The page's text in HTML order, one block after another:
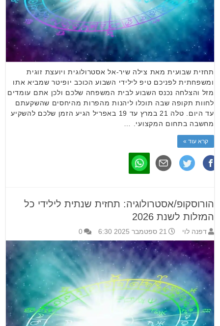
תחזית שבועית מאת צילה שיר-אל אסטרולוגית ויועצת זוגית
ומשפחתית לפניכם טיפ לילידי השבוע הכוכב יופיטר שמביא אתו
מזל והצלחה נכנס השבוע לבית המשפחה שלכם ולכן אתם עומדים
לחוות תקופה שבה תוכלו ליהנות מהפרות מהיחסים שהשקעתם
עד היום. טלה 21 במרץ עד 19 באפריל הגיע הזמן שלכם להשקיע
מחשבה בתחום המקצועי. …
קרא עוד »
הורוסקופ/אסטרולוגיה: תחזית שנתית לילידי כל
המזלות לשנת 2026
דפנה לוי 21 ספטמבר 2025 6:30 0